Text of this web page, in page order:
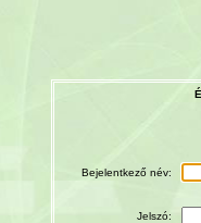
Bejelentkező név:
Jelszó: